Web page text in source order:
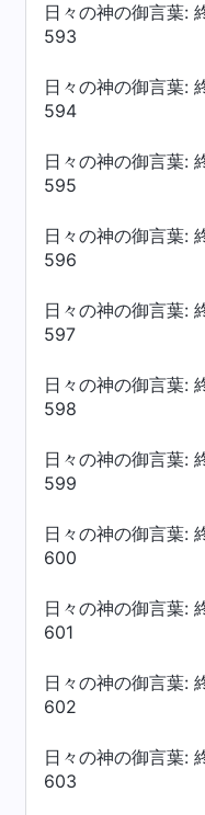
日々の神の御言葉:
593
日々の神の御言葉:
594
日々の神の御言葉:
595
日々の神の御言葉:
596
日々の神の御言葉:
597
日々の神の御言葉:
598
日々の神の御言葉:
599
日々の神の御言葉:
600
日々の神の御言葉:
601
日々の神の御言葉:
602
日々の神の御言葉:
603